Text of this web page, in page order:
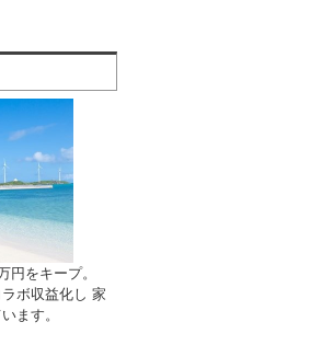
円をキープ。
ボ収益化し 家
ます。